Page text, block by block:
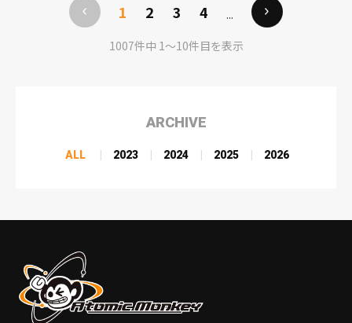
1 2 3 4
...
1007件中 1〜10件目を表示
ARCHIVE
ALL 2023 2024 2025 2026